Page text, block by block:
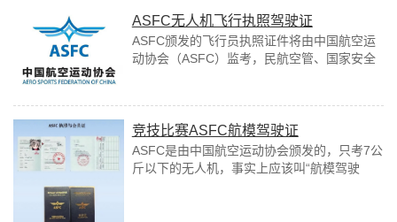
ASFC无人机飞行执照驾驶证
ASFC颁发的飞行员执照证件将由中国航空运
动协会（ASFC）监考，民航空管、国家安全
竞技比赛ASFC航模驾驶证
ASFC是由中国航空运动协会颁发的，只考7公
斤以下的无人机，事实上应该叫“航模驾驶